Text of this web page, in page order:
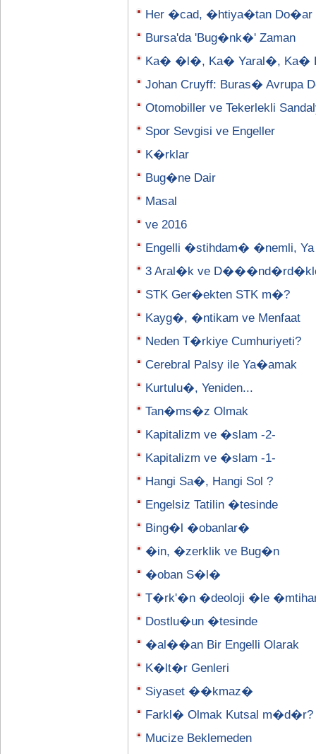
Her �cad, �htiya�tan Do�ar
Bursa'da 'Bug�nk�' Zaman
Ka� �l�, Ka� Yaral�, Ka�
Johan Cruyff: Buras� Avrupa
Otomobiller ve Tekerlekli
Spor Sevgisi ve Engeller
K�rklar
Bug�ne Dair
Masal
ve 2016
Engelli �stihdam� �nemli,
3 Aral�k ve
STK Ger�ekten STK m�?
Kayg�, �ntikam ve Menfaat
Neden T�rkiye Cumhuriyeti?
Cerebral Palsy ile Ya�amak
Kurtulu�, Yeniden...
Tan�ms�z Olmak
Kapitalizm ve �slam -2-
Kapitalizm ve �slam -1-
Hangi Sa�, Hangi Sol ?
Engelsiz Tatilin �tesinde
Bing�l �obanlar�
�in, �zerklik ve Bug�n
�oban S�l�
T�rk'�n �deoloji �le
Dostlu�un �tesinde
�al��an Bir Engelli Olarak
K�lt�r Genleri
Siyaset ��kmaz�
Farkl� Olmak Kutsal m�d�r?
Mucize Beklemeden